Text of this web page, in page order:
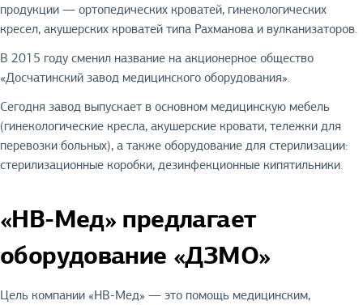
продукции — ортопедических кроватей, гинекологических
кресел, акушерских кроватей типа Рахманова и вулканизаторов.
В 2015 году сменил название на акционерное общество
«Досчатинский завод медицинского оборудования».
Сегодня завод выпускает в основном медицинскую мебель
(гинекологические кресла, акушерские кровати, тележки для
перевозки больных), а также оборудование для стерилизации:
стерилизационные коробки, дезинфекционные кипятильники.
«НВ-Мед» предлагает
оборудование «ДЗМО»
Цель компании «НВ-Мед» — это помощь медицинским,